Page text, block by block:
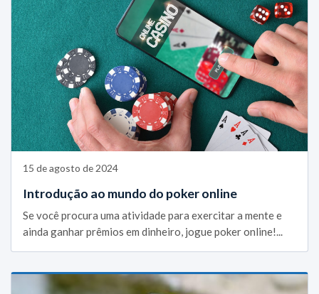
15 de agosto de 2024
Introdução ao mundo do poker online
Se você procura uma atividade para exercitar a mente e
ainda ganhar prêmios em dinheiro, jogue poker online!...